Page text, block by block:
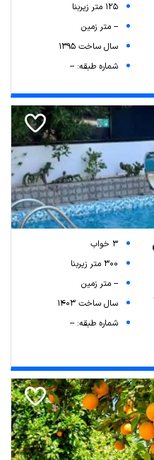
125 متر زیربنا
-- متر زمین
سال ساخت 1395
شماره طبقه: --
3 خواب
300 متر زیربنا
-- متر زمین
سال ساخت 1403
شماره طبقه: --